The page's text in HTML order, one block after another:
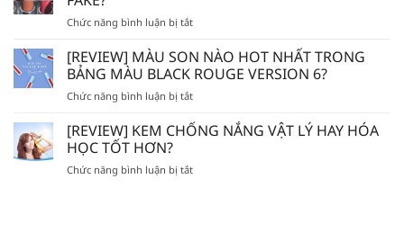
HỌC
SẼ
BỊ
DA?
VICHY
LA
ROCHE
–
NÊN
XỊT
Chức năng bình luận bị tắtở
SON
ĐỔ
MỒ
HÔI
SON
FAKE?
[REVIEW] MÀU SON NÀO HOT NHẤT TRONG
BẢNG MÀU BLACK ROUGE VERSION 6?
Chức năng bình luận bị tắtở
MÀU
HOT
[REVIEW] KEM CHỐNG NẮNG VẬT LÝ HAY HÓA
HỌC TỐT HƠN?
Chức năng bình luận bị tắtở